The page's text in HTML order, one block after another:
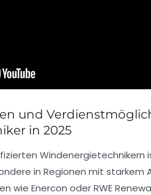
und
in 2025
Windenergietechnikern
in Regionen mit starkem
wie Enercon oderRWE